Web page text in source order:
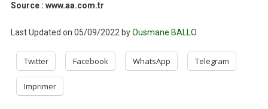
Source : www.aa.com.tr
Last Updated on 05/09/2022 byOusmane BALLO
Twitter Facebook WhatsApp Telegram
Imprimer